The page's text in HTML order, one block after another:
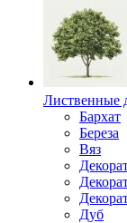
Лиственные
Бархат
Береза
Вяз
Дуб